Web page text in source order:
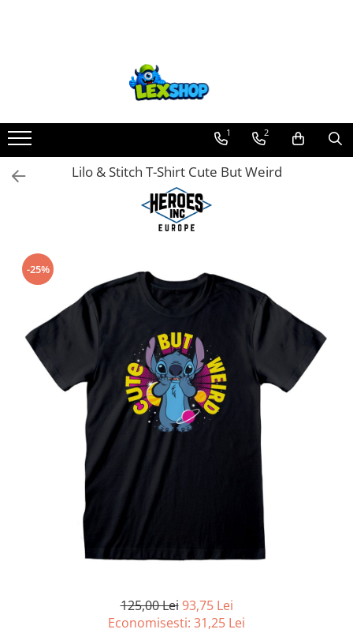
Board Games
Extensii boardgames
Card Games (jocuri cu carti)
Party Games (jocuri de petrecere)
Jocuri pentru copii
Smart Games
Puzzle-uri logice
Jocuri cu miniaturi
Battletech
Final Girl - solo game
Miniaturi Arkham Horror
Miniaturi HEROCLIX
Accesorii pentru boardgames
Protectii carti (Sleeves)
Deck Boxes/Cutii pentru carti
Portofolii/ Clasoare pentru carti
1 2
Lilo & Stitch T-Shirt Cute But Weird
-25%
125,00 Lei 93,75 Lei
Economisesti: 31,25 Lei